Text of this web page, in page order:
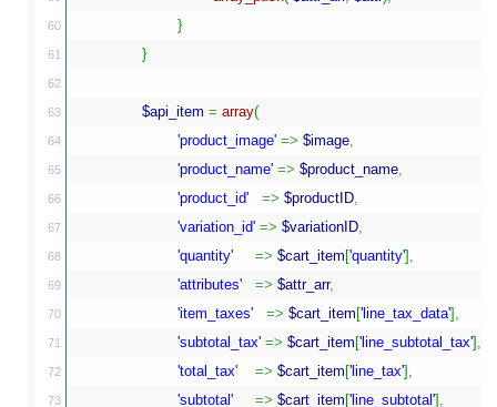
60
61
62
63
64
65
66
67
68
69
70
71
72
73
}
}
$api_item = array(
'product_image' => $image,
'product_name' => $product_name,
'product_id'
=> $productID,
'variation_id' => $variationID,
'quantity'
=> $cart_item ['quantity'] ,
'attributes'
=> $attr_arr,
'item_taxes'
=> $cart_item ['line_tax_data'] ,
'subtotal_tax' => $cart_item ['line_subtotal_tax'] ,
'total_tax'
=> $cart_item ['line_tax'] ,
'subtotal'
=> $cart_item ['line_subtotal'] ,